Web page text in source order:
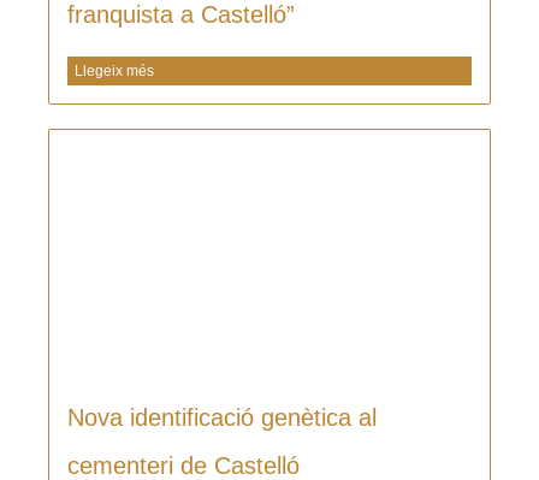
franquista a Castelló”
Llegeix més
Nova identificació genètica al
cementeri de Castelló